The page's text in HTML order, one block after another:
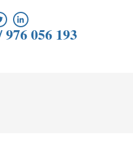
976 056 193